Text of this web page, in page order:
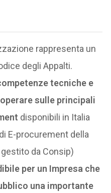
rappresenta un
degli Appalti.
tecniche e
sulle principali
disponibili in Italia
E-procurement della
da Consip)
per un Impresa che
una importante